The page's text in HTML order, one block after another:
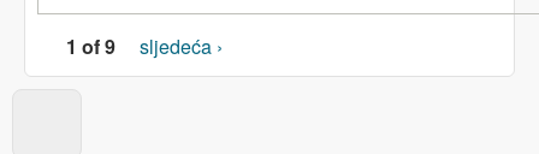
1 of 9 sljedeća ›